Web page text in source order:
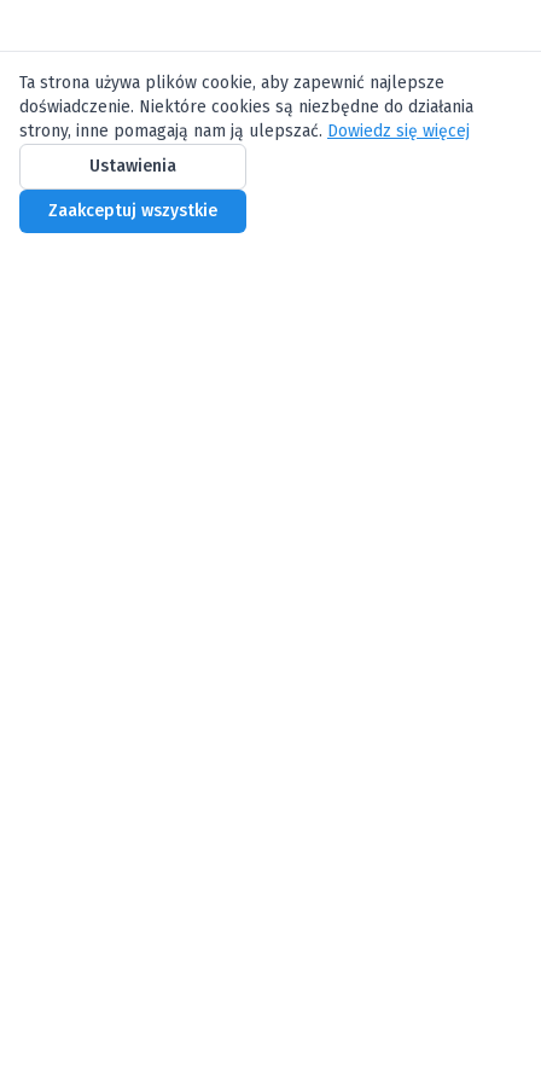
Ta strona używa plików cookie, aby zapewnić najlepsze
doświadczenie. Niektóre cookies są niezbędne do działania
strony, inne pomagają nam ją ulepszać. Dowiedz się więcej
Ustawienia
Zaakceptuj wszystkie